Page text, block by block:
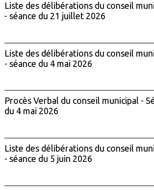
Liste des délibérations du conseil
- séance du 21 juillet 2026
Liste des délibérations du conseil
- séance du 4 mai 2026
Procès Verbal du conseil municipal -
du 4 mai 2026
Liste des délibérations du conseil
- séance du 5 juin 2026